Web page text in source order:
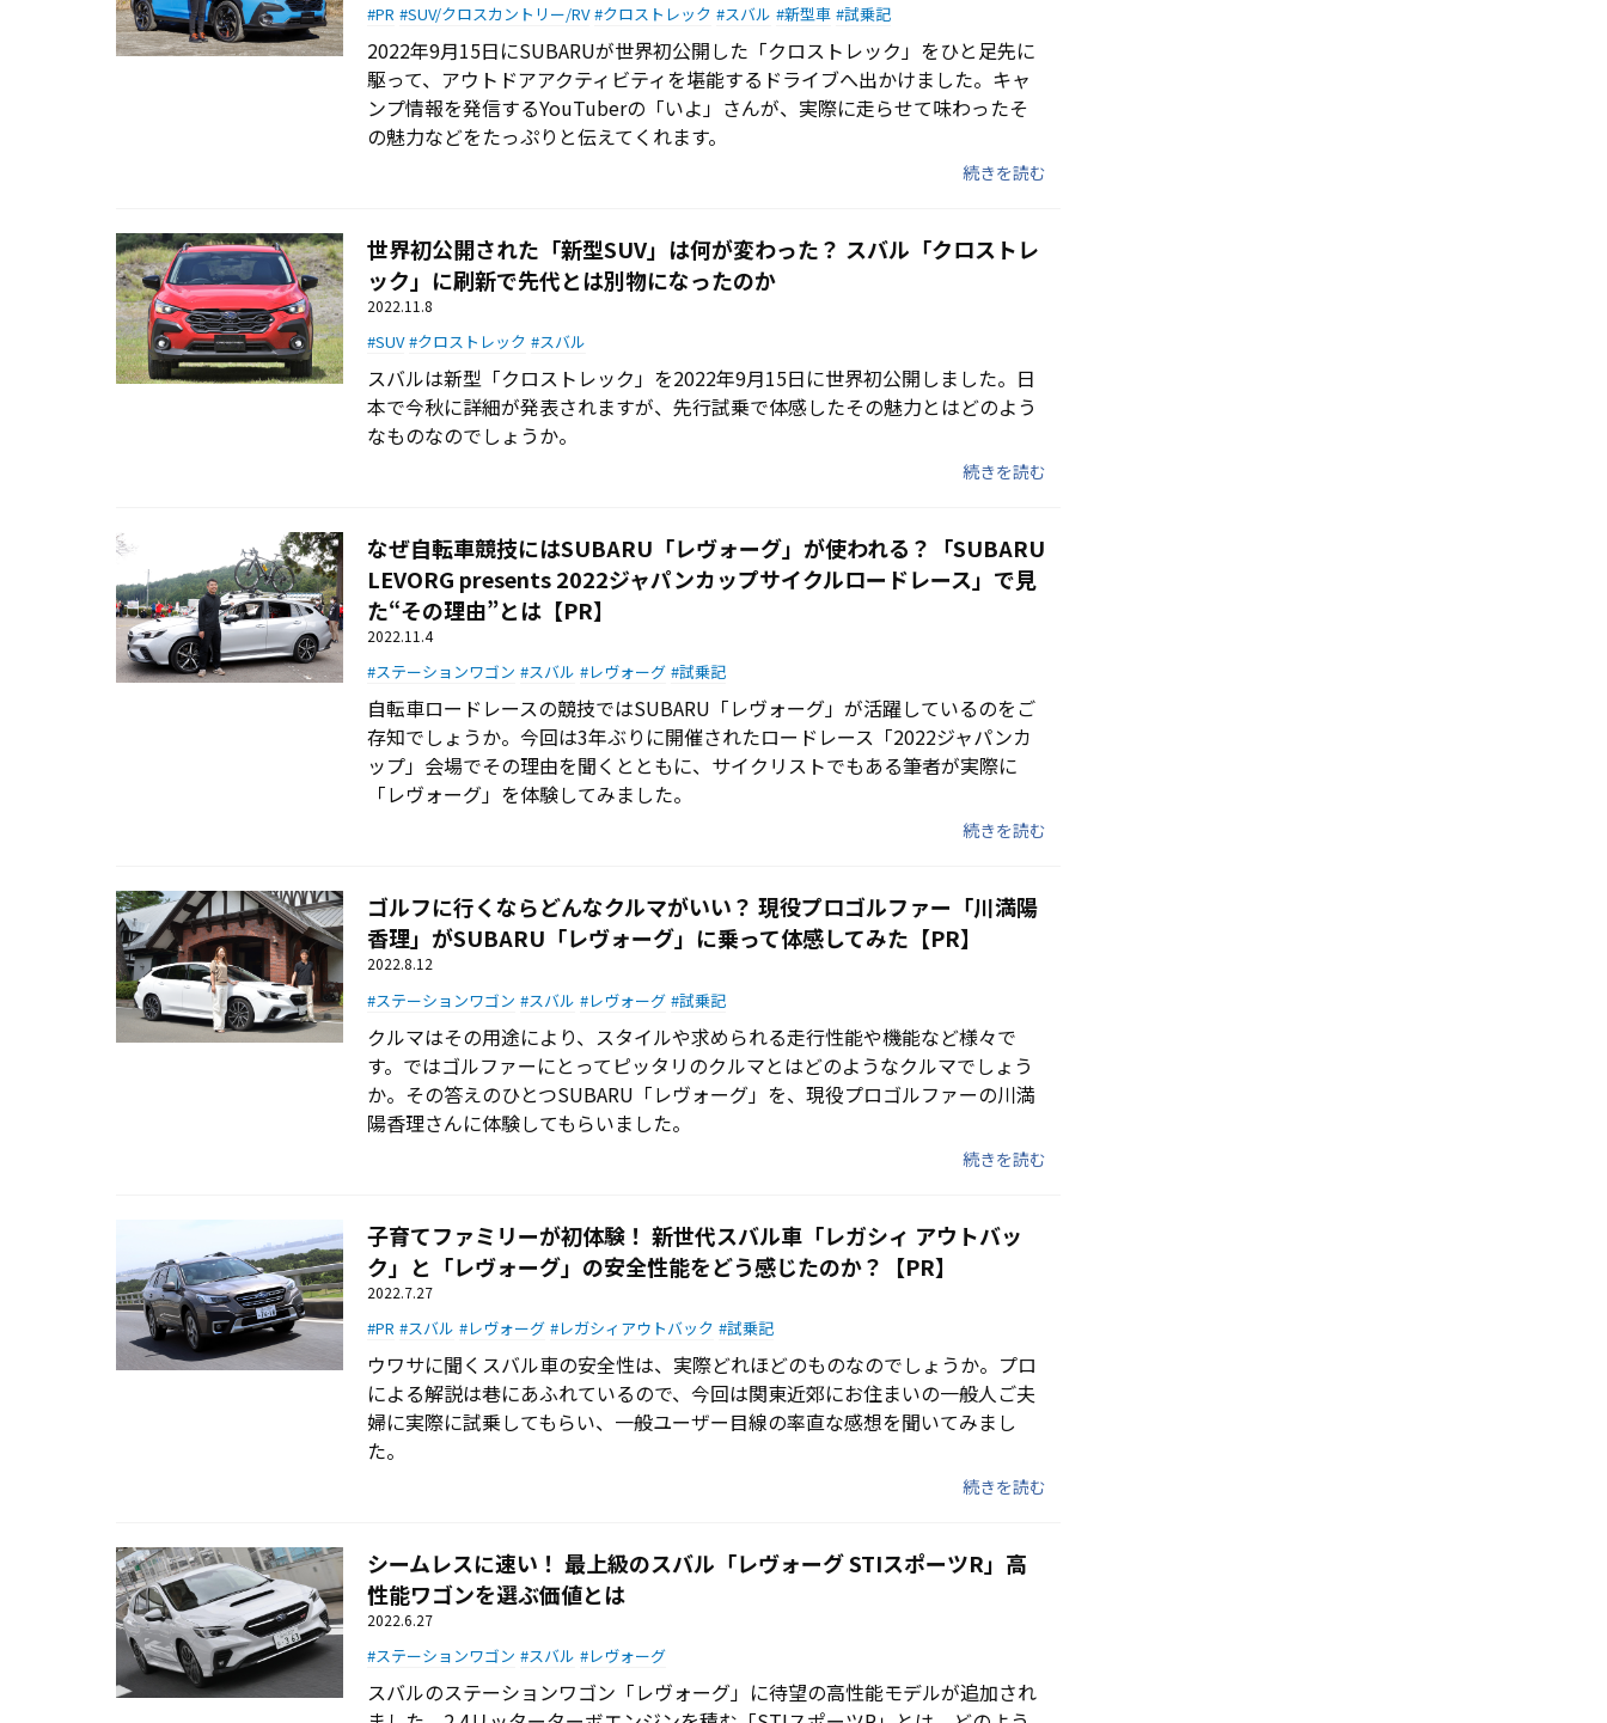
PR SUV/クロスカントリー/RV クロストレック スバル 新型車 試乗記
2022年9月15日にSUBARUが世界初公開した「クロストレック」をひと足先に
駆って、アウトドアアクティビティを堪能するドライブへ出かけました。キャ
ンプ情報を発信するYouTuberの「いよ」さんが、実際に走らせて味わったそ
の魅力などをたっぷりと伝えてくれます。
続きを読む
世界初公開された「新型SUV」は何が変わった？ スバル「クロストレ
ック」に刷新で先代とは別物になったのか
2022.11.8
SUV クロストレック スバル
スバルは新型「クロストレック」を2022年9月15日に世界初公開しました。日
本で今秋に詳細が発表されますが、先行試乗で体感したその魅力とはどのよう
なものなのでしょうか。
続きを読む
なぜ自転車競技にはSUBARU「レヴォーグ」が使われる？「SUBARU
LEVORG presents 2022ジャパンカップサイクルロードレース」で見
た“その理由”とは【PR】
2022.11.4
ステーションワゴン スバル レヴォーグ 試乗記
自転車ロードレースの競技ではSUBARU「レヴォーグ」が活躍しているのをご
存知でしょうか。今回は3年ぶりに開催されたロードレース「2022ジャパンカ
ップ」会場でその理由を聞くとともに、サイクリストでもある筆者が実際に
「レヴォーグ」を体験してみました。
続きを読む
ゴルフに行くならどんなクルマがいい？ 現役プロゴルファー「川満陽
香理」がSUBARU「レヴォーグ」に乗って体感してみた【PR】
2022.8.12
ステーションワゴン スバル レヴォーグ 試乗記
クルマはその用途により、スタイルや求められる走行性能や機能など様々で
す。ではゴルファーにとってピッタリのクルマとはどのようなクルマでしょう
か。その答えのひとつSUBARU「レヴォーグ」を、現役プロゴルファーの川満
陽香理さんに体験してもらいました。
続きを読む
子育てファミリーが初体験！ 新世代スバル車「レガシィ アウトバッ
ク」と「レヴォーグ」の安全性能をどう感じたのか？【PR】
2022.7.27
PR スバル レヴォーグ レガシィアウトバック 試乗記
ウワサに聞くスバル車の安全性は、実際どれほどのものなのでしょうか。プロ
による解説は巷にあふれているので、今回は関東近郊にお住まいの一般人ご夫
婦に実際に試乗してもらい、一般ユーザー目線の率直な感想を聞いてみまし
た。
続きを読む
シームレスに速い！ 最上級のスバル「レヴォーグ STIスポーツR」高
性能ワゴンを選ぶ価値とは
2022.6.27
ステーションワゴン スバル レヴォーグ
スバルのステーションワゴン「レヴォーグ」に待望の高性能モデルが追加され